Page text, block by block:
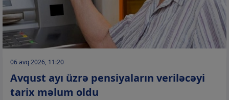
06 avq 2026, 11:20
Avqust ayı üzrə pensiyaların veriləcəyi
tarix məlum oldu